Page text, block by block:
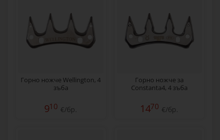
Горно ножче Wellington, 4
зъба
910 €/бр.
Горно ножче за
Constanta4, 4 зъба
1470 €/бр.